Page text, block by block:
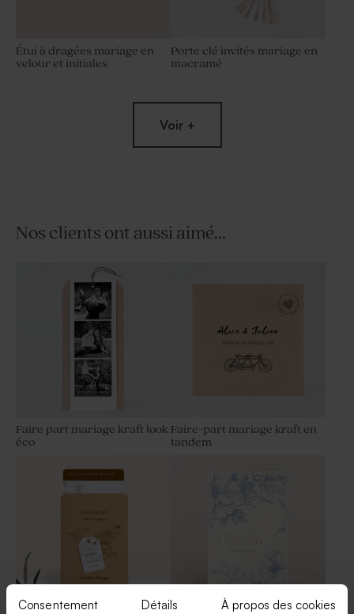
Consentement Détails À propos des cookies
Étui à dragées mariage en
velour et initiales
Porte clé invités mariage en
macramé
Lagurus blanc
Botao branco blanc
Voir +
Nos clients ont aussi aimé...
Faire part mariage kraft look
éco
Faire-part mariage kraft en
tandem